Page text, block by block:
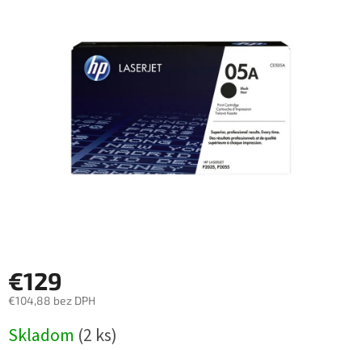
€129
€104,88 bez DPH
cena:
Skladom (2 ks)